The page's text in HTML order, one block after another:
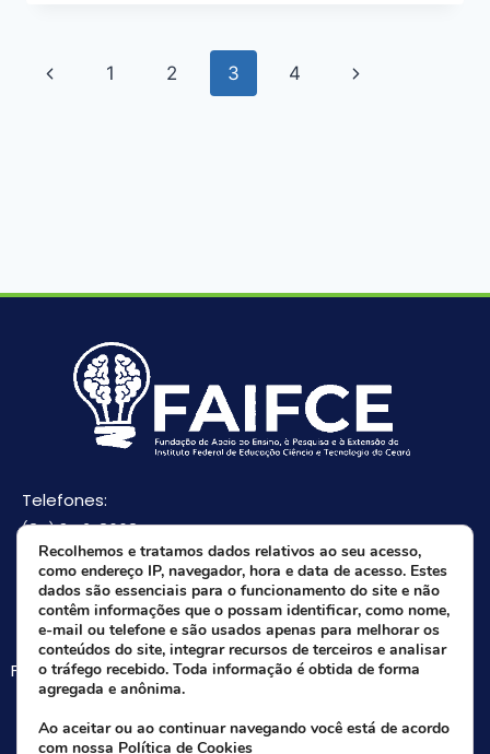
1 2 3 4
Telefones:
(85) 3512-8668
(85) 9 8165-0582(Whatsapp)
E-mail:
faifce@faifce.ifce.edu.br
Fale agora com nossa equipe:
Whatsapp da FAIFCE
Recolhemos e tratamos dados relativos ao seu acesso,
como endereço IP, navegador, hora e data de acesso. Estes
dados são essenciais para o funcionamento do site e não
contêm informações que o possam identificar, como nome,
e-mail ou telefone e são usados apenas para melhorar os
conteúdos do site, integrar recursos de terceiros e analisar
o tráfego recebido. Toda informação é obtida de forma
agregada e anônima.
Ao aceitar ou ao continuar navegando você está de acordo
com nossa Política de Cookies